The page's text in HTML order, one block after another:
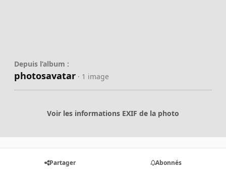
Depuis l’album :
photosavatar · 1 image
Voir les informations EXIF de la photo
Partager Abonnés